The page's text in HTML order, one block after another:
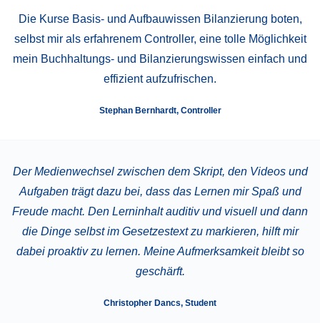
Die Kurse Basis- und Aufbauwissen Bilanzierung boten,
selbst mir als erfahrenem Controller, eine tolle Möglichkeit
mein Buchhaltungs- und Bilanzierungswissen einfach und
effizient aufzufrischen.
Stephan Bernhardt, Controller
Der Medienwechsel zwischen dem Skript, den Videos und
Aufgaben trägt dazu bei, dass das Lernen mir Spaß und
Freude macht. Den Lerninhalt auditiv und visuell und dann
die Dinge selbst im Gesetzestext zu markieren, hilft mir
dabei proaktiv zu lernen. Meine Aufmerksamkeit bleibt so
geschärft.
Christopher Dancs, Student